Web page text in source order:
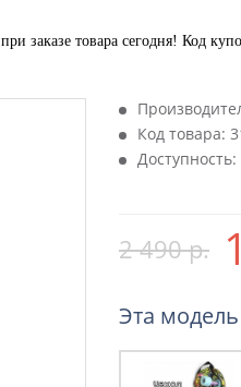
при заказе товара сегодня!Код
Код товара:
2 490 р.
Эта